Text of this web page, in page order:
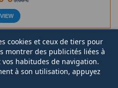
VIEW
cookies et ceux de tiers pour
montrer des publicités liées à
habitudes de navigation.
à son utilisation, appuyez